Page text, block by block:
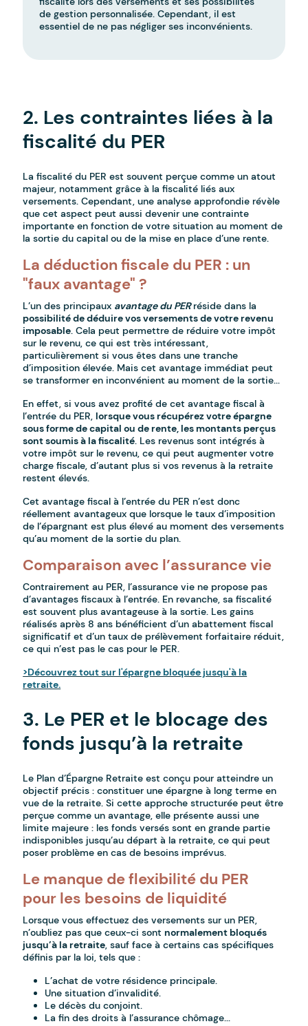
de gestion personnalisée. Cependant, il est
essentiel de ne pas négliger ses inconvénients.
2. Les contraintes liées à la
fiscalité du PER
La fiscalité du PER est souvent perçue comme un atout
majeur, notamment grâce à la fiscalité liés aux
versements. Cependant, une analyse approfondie révèle
que cet aspect peut aussi devenir une contrainte
importante en fonction de votre situation au moment de
la sortie du capital ou de la mise en place d’une rente.
La déduction fiscale du PER : un
"faux avantage" ?
L’un des principaux avantage du PERréside dans la
possibilité de déduire vos versements de votre revenu
imposable. Cela peut permettre de réduire votre impôt
sur le revenu, ce qui est très intéressant,
particulièrement si vous êtes dans une tranche
d’imposition élevée. Mais cet avantage immédiat peut
se transformer en inconvénient au moment de la sortie...
En effet, si vous avez profité de cet avantage fiscal à
l’entrée du PER,lorsque vous récupérez votre épargne
sous forme de capital ou de rente, les montants perçus
sont soumis à la fiscalité. Les revenus sont intégrés à
votre impôt sur le revenu, ce qui peut augmenter votre
charge fiscale, d’autant plus si vos revenus à la retraite
restent élevés.
Cet avantage fiscal à l’entrée du PER n’est donc
réellement avantageux que lorsque le taux d’imposition
de l’épargnant est plus élevé au moment des versements
qu’au moment de la sortie du plan.
Comparaison avec l’assurance vie
Contrairement au PER, l’assurance vie ne propose pas
d’avantages fiscaux à l’entrée. En revanche, sa fiscalité
est souvent plus avantageuse à la sortie. Les gains
réalisés après 8 ans bénéficient d’un abattement fiscal
significatif et d’un taux de prélèvement forfaitaire réduit,
ce qui n’est pas le cas pour le PER.
>Découvrez tout sur l'épargne bloquée jusqu'à la
retraite.
3. Le PER et le blocage des
fonds jusqu’à la retraite
Le Plan d’Épargne Retraite est conçu pour atteindre un
objectif précis : constituer une épargne à long terme en
vue de la retraite. Si cette approche structurée peut être
perçue comme un avantage, elle présente aussi une
limite majeure : les fonds versés sont en grande partie
indisponibles jusqu’au départ à la retraite, ce qui peut
poser problème en cas de besoins imprévus.
Le manque de flexibilité du PER
pour les besoins de liquidité
Lorsque vous effectuez des versements sur un PER,
n’oubliez pas que ceux-ci sontnormalement bloqués
jusqu’à la retraite, sauf face à certains cas spécifiques
définis par la loi, tels que :
L’achat de votre résidence principale.
Une situation d’invalidité.
Le décès du conjoint.
La fin des droits à l’assurance chômage...